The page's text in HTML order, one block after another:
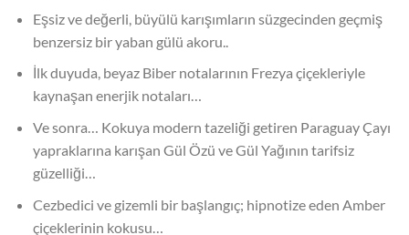
Eşsiz ve değerli, büyülü karışımların süzgecinden geçmiş
benzersiz bir yaban gülü akoru..
İlk duyuda, beyaz Biber notalarının Frezya çiçekleriyle
kaynaşan enerjik notaları…
Ve sonra… Kokuya modern tazeliği getiren Paraguay Çayı
yapraklarına karışan Gül Özü ve Gül Yağının tarifsiz
güzelliği…
Cezbedici ve gizemli bir başlangıç; hipnotize eden Amber
çiçeklerinin kokusu…